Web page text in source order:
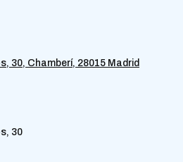
30, Chamberí, 28015 Madrid
30